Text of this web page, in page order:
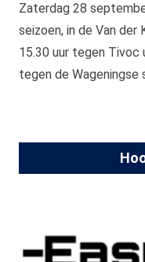
Zaterdag 28
seizoen, in de Van der
15.30 uur tegen Tivoc
tegen de Wageningse